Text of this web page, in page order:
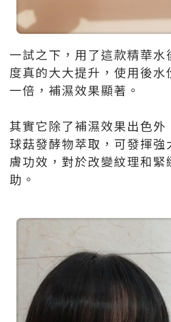
一試之下，用了這款精華水
度真的大大提升，使用後水
一倍，補濕效果顯著。
其實它除了補濕效果出色外
球菇發酵物萃取，可發揮強
膚功效，對於改變紋理和緊
助。